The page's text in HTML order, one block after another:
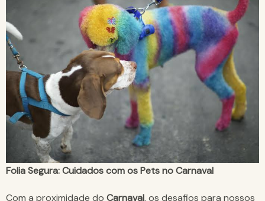
Folia Segura: Cuidados com os Pets no Carnaval
Com a proximidade do Carnaval, os desafios para nossos